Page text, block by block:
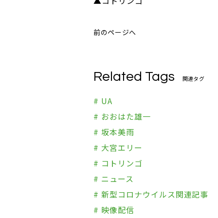
前のページへ
Related Tags 関連タグ
# UA
# おおはた雄一
# 坂本美雨
# 大宮エリー
# コトリンゴ
# ニュース
# 新型コロナウイルス関連記事
# 映像配信